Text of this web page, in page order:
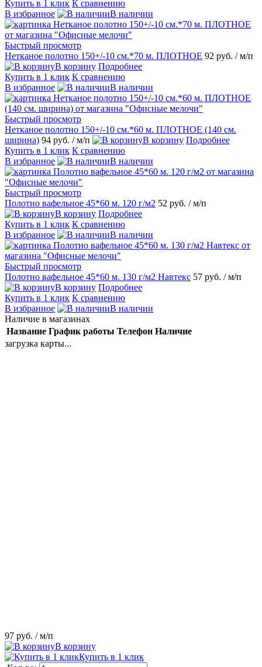
Купить в 1 клик К сравнению
В избранное
В наличии
Быстрый просмотр
Нетканое полотно 150+/-10 см.*70 м. ПЛОТНОЕ 92 руб. / м/п
В корзину Подробнее
Купить в 1 клик К сравнению
В избранное
В наличии
Быстрый просмотр
Нетканое полотно 150+/-10 см.*60 м. ПЛОТНОЕ (140 см.
ширина) 94 руб. / м/п В корзину Подробнее
Купить в 1 клик К сравнению
В избранное
В наличии
Быстрый просмотр
Полотно вафельное 45*60 м. 120 г/м2 52 руб. / м/п
В корзину Подробнее
Купить в 1 клик К сравнению
В избранное
В наличии
Быстрый просмотр
Полотно вафельное 45*60 м. 130 г/м2 Навтекс 57 руб. / м/п
В корзину Подробнее
Купить в 1 клик К сравнению
В избранное
В наличии
Наличие в магазинах
Название График работы Телефон Наличие
загрузка карты...
97 руб. / м/п
В корзину
Купить в 1 клик